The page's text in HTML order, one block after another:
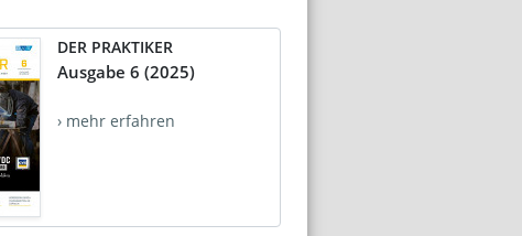
DER PRAKTIKER
Ausgabe 6 (2025)
› mehr erfahren